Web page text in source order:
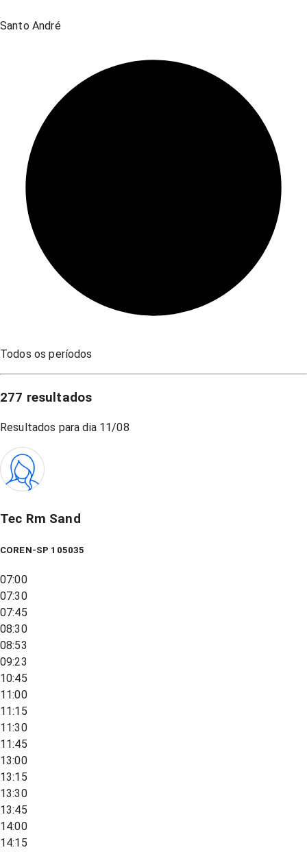
Santo André
Todos os períodos
277 resultados
Resultados para dia 11/08
Tec Rm Sand
COREN-SP 105035
07:00
07:30
07:45
08:30
08:53
09:23
10:45
11:00
11:15
11:30
11:45
13:00
13:15
13:30
13:45
14:00
14:15